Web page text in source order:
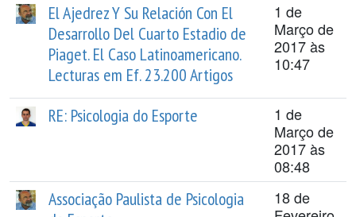
El Ajedrez Y Su Relación Con El
Desarrollo Del Cuarto Estadio de
Piaget. El Caso Latinoamericano.
Lecturas em Ef. 23.200 Artigos
1 de
Março de
2017 às
10:47
RE: Psicologia do Esporte
1 de
Março de
2017 às
08:48
Associação Paulista de Psicologia
18 de